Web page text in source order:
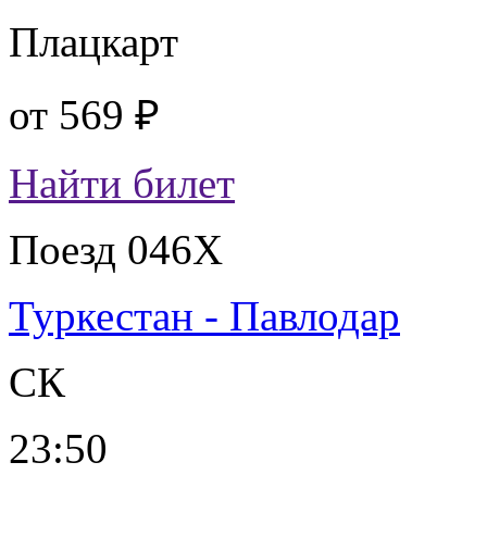
Плацкарт
от 569 ₽
Найти билет
Поезд 046Х
Туркестан - Павлодар
СК
23:50